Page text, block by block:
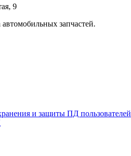
9
запчастей.
и защиты ПД пользователей